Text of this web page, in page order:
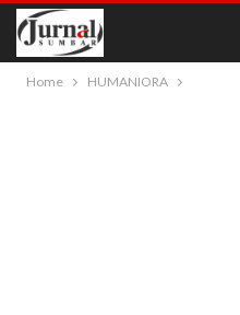
Home HUMANIORA